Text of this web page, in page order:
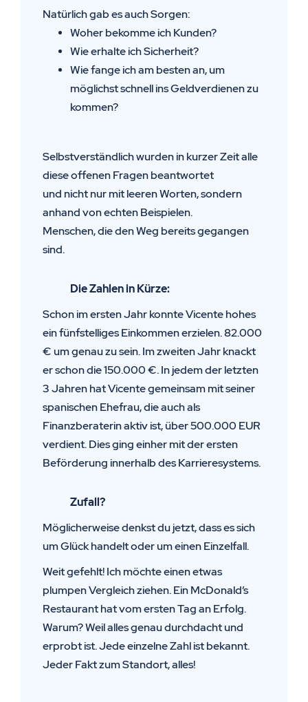
Natürlich gab es auch Sorgen:
Woher bekomme ich Kunden?
Wie erhalte ich Sicherheit?
Wie fange ich am besten an, um
möglichst schnell ins Geldverdienen zu
kommen?
Selbstverständlich wurden in kurzer Zeit alle
diese offenen Fragen beantwortet
und nicht nur mit leeren Worten, sondern
anhand von echten Beispielen.
Menschen, die den Weg bereits gegangen
sind.
nicht nur mit leeren Worten, sondern anhand von echten Beispielen.
Die Zahlen in Kürze:
Schon im ersten Jahr konnte Vicente hohes
ein fünfstelliges Einkommen erzielen. 82.000
€ um genau zu sein. Im zweiten Jahr knackt
er schon die 150.000 €. In jedem der letzten
3 Jahren hat Vicente gemeinsam mit seiner
spanischen Ehefrau, die auch als
Finanzberaterin aktiv ist, über 500.000 EUR
verdient. Dies ging einher mit der ersten
Beförderung innerhalb des Karrieresystems.
Zufall?
Möglicherweise denkst du jetzt, dass es sich
um Glück handelt oder um einen Einzelfall.
Weit gefehlt! Ich möchte einen etwas
plumpen Vergleich ziehen. Ein McDonald’s
Restaurant hat vom ersten Tag an Erfolg.
Warum? Weil alles genau durchdacht und
erprobt ist. Jede einzelne Zahl ist bekannt.
Jeder Fakt zum Standort, alles!